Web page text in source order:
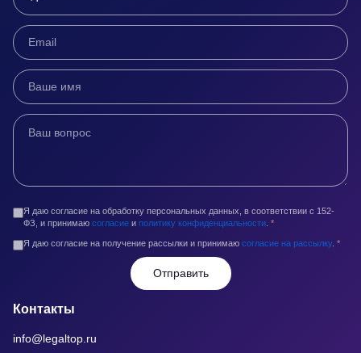
Я даю согласие на обработку персональных данных, в соответствии с 152-
ФЗ, и принимаю согласие и политику конфиденциальности *
Я даю согласие на получение рассылки и принимаю согласие на рассылку. *
Отправить
Контакты
info@legaltop.ru